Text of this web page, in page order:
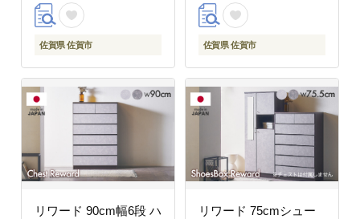
佐賀県 佐賀市 佐賀県 佐賀市
リワード 90cm幅6段 ハ リワード 75cmシュー